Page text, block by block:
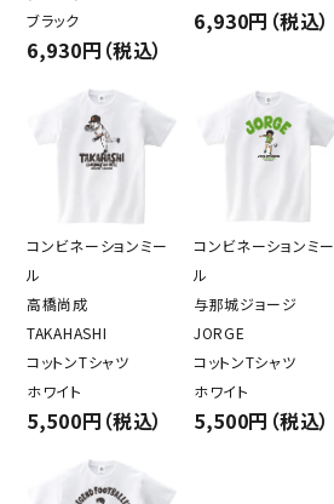
ブラック
6,930円（税込）
6,930円（税込）
コンビネーションミー
ル
高橋尚成
TAKAHASHI
コットンTシャツ
ホワイト
5,500円（税込）
コンビネーションミー
ル
与那城ジョージ
JORGE
コットンTシャツ
ホワイト
5,500円（税込）